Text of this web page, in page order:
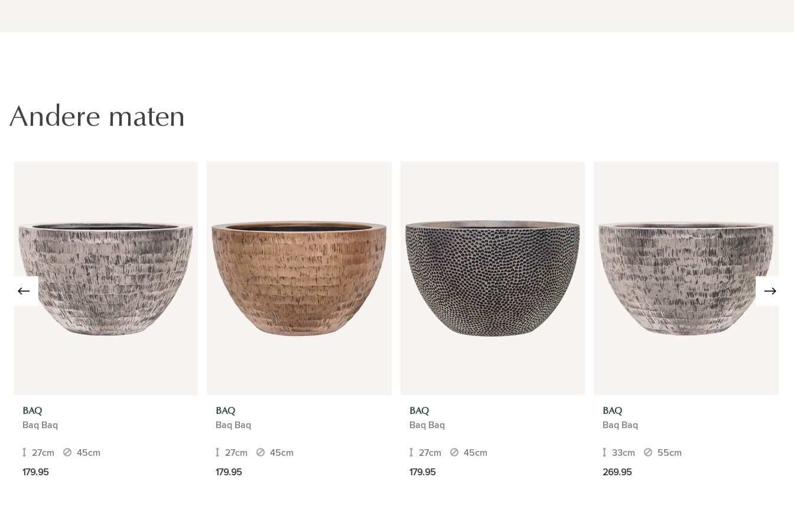
Andere maten
BAQ
Baq Baq
27cm
45cm
179.95
BAQ
Baq Baq
27cm
45cm
179.95
BAQ
Baq Baq
27cm
45cm
179.95
BAQ
Baq Baq
33cm
55cm
269.95